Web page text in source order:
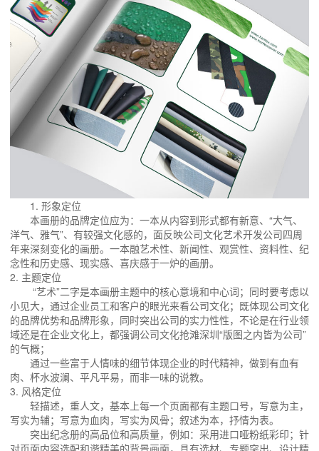
1. 形象定位
本画册的品牌定位应为：一本从内容到形式都有新意、“大气、
洋气、雅气”、有较强文化感的，面反映公司文化艺术开发公司四周
年来深刻变化的画册。一本融艺术性、新闻性、观赏性、资料性、纪
念性和历史感、现实感、喜庆感于一炉的画册。
2. 主题定位
“艺术”二字是本画册主题中的核心意境和中心词；同时要考虑以
小见大，通过企业员工和客户的眼光来看公司文化；既体现公司文化
的品牌优势和品牌形象，同时突出公司的实力性性，不论是在行业领
域还是在企业文化上，都强调公司文化抢滩深圳“版图之内皆为公司”
的气概；
通过一些富于人情味的细节体现企业的时代精神，做到有血有
肉、杯水波澜、平凡平易，而非一味的说教。
3. 风格定位
轻描述，重人文，基本上每一个页面都有主题口号，写意为主，
写实为辅；写意为血肉，写实为风骨；叙述为本，抒情为表。
突出纪念册的高品位和高质量，例如：采用进口哑粉纸彩印；针